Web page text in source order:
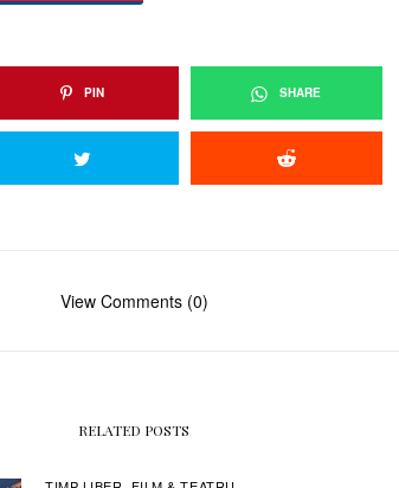
PIN SHARE
View Comments (0)
RELATED POSTS